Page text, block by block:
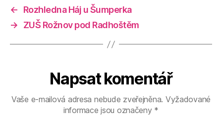
←
Rozhledna Háj u Šumperka
→
ZUŠ Rožnov pod Radhoštěm
Napsat komentář
Vaše e-mailová adresa nebude zveřejněna. Vyžadované
informace jsou označeny *